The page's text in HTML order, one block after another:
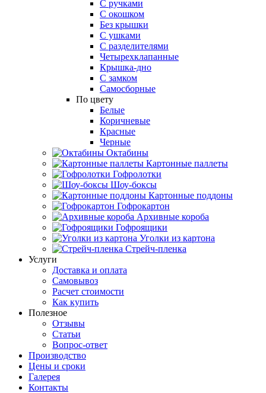
С ручками
С окошком
Без крышки
С ушками
С разделителями
Четырехклапанные
Крышка-дно
С замком
Самосборные
По цвету
Белые
Коричневые
Красные
Черные
Октабины
Картонные паллеты
Гофролотки
Шоу-боксы
Картонные поддоны
Гофрокартон
Архивные короба
Гофроящики
Уголки из картона
Стрейч-пленка
Услуги
Доставка и оплата
Самовывоз
Расчет стоимости
Как купить
Полезное
Отзывы
Статьи
Вопрос-ответ
Производство
Цены и сроки
Галерея
Контакты